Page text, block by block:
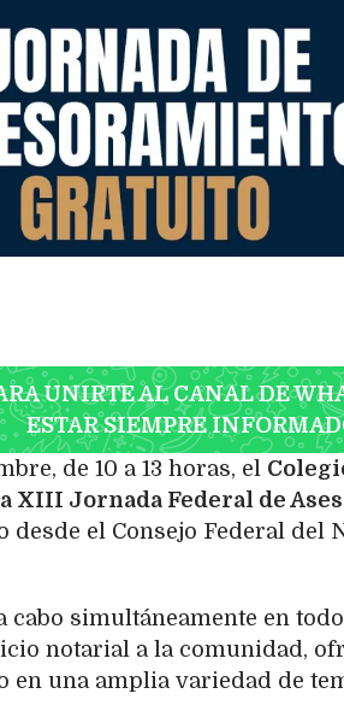
UNIRTE AL CANAL DE
ESTAR SIEMPRE
de 10 a 13 horas, el
XIII Jornada Federal de
desde el Consejo Federal del
cabo simultáneamente en
notarial a la comunidad,
en una amplia variedad de